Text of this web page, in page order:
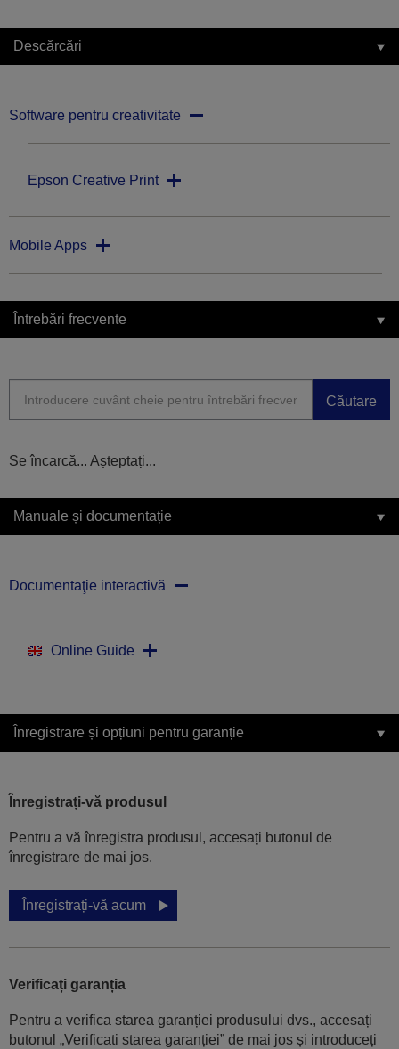
Descărcări
Software pentru creativitate
Epson Creative Print
Mobile Apps
Întrebări frecvente
Căutare
Se încarcă... Așteptați...
Manuale și documentație
Documentaţie interactivă
Online Guide
Înregistrare și opțiuni pentru garanție
Înregistrați-vă produsul
Pentru a vă înregistra produsul, accesați butonul de
înregistrare de mai jos.
Înregistrați-vă acum
Verificați garanția
Pentru a verifica starea garanției produsului dvs., accesați
butonul „Verificati starea garanției” de mai jos și introduceți